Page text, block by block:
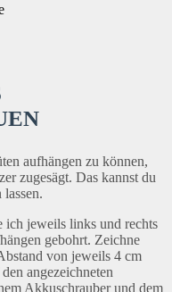
aufhängen zu können,
zugesägt. Das kannst du
ich jeweils links und rechts
gebohrt. Zeichne
von jeweils 4 cm
angezeichneten
Akkuschrauber und dem